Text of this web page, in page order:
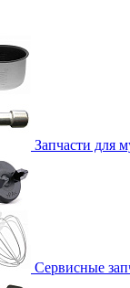
Запчасти для
Сервисные